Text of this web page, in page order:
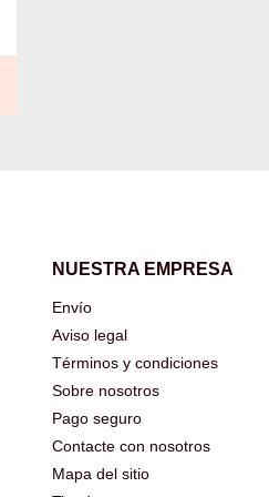
NUESTRA EMPRESA
Envío
Aviso legal
Términos y condiciones
Sobre nosotros
Pago seguro
Contacte con nosotros
Mapa del sitio